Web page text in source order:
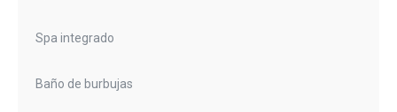
Spa integrado
Baño de burbujas